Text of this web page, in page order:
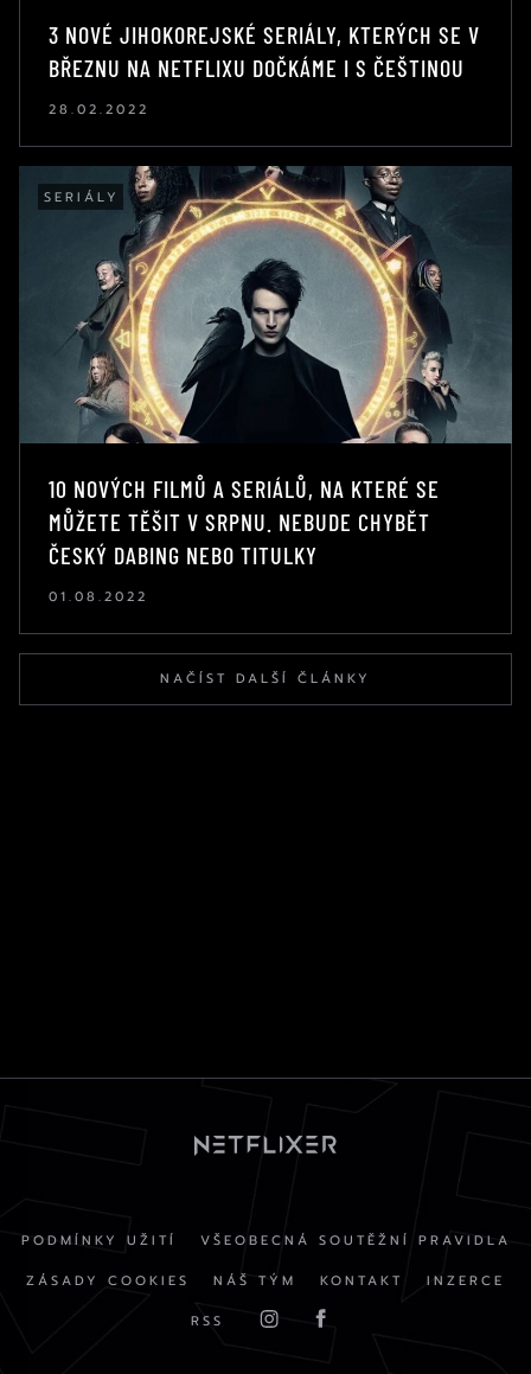
3 NOVÉ JIHOKOREJSKÉ SERIÁLY, KTERÝCH SE V
BŘEZNU NA NETFLIXU DOČKÁME I S ČEŠTINOU
28.02.2022
SERIÁLY
10 NOVÝCH FILMŮ A SERIÁLŮ, NA KTERÉ SE
MŮŽETE TĚŠIT V SRPNU. NEBUDE CHYBĚT
ČESKÝ DABING NEBO TITULKY
01.08.2022
NAČÍST DALŠÍ ČLÁNKY
PODMÍNKY UŽITÍ
VŠEOBECNÁ SOUTĚŽNÍ PRAVIDLA
ZÁSADY COOKIES
NÁŠ TÝM KONTAKT
INZERCE
RSS